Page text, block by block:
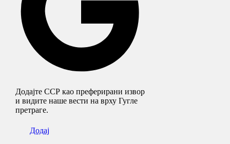
Додајте ССР као преферирани извор
и видите наше вести на врху Гугле
претраге.
Додај